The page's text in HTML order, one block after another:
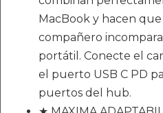
MacBook y hacen
compañero
portátil. Conecte el
el puerto USB C PD
puertos del hub.